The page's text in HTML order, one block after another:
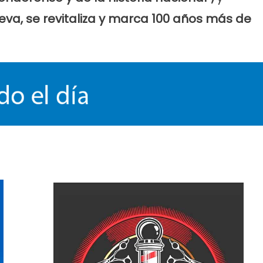
se revitaliza y marca 100 años más de
festeja sus 16